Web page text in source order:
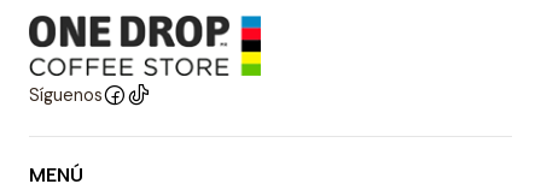
Síguenos
MENÚ